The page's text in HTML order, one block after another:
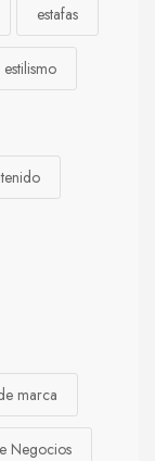
estafas
estilismo
marca
Negocios